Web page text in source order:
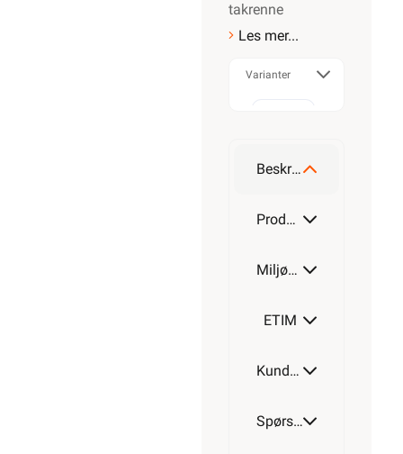
takrenne
Les mer...
Varianter
Beskrivelse
Produktdetaljer
Miljøparametere
ETIM
Kundeomtale
Spørsmål og svar